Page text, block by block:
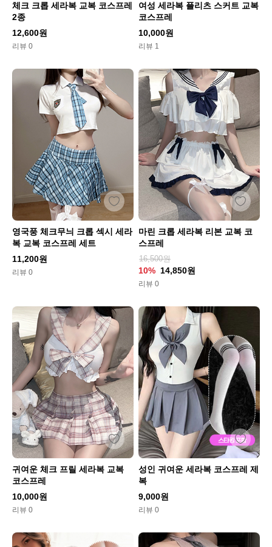
체크 크롭 세라복 교복 코스프레
2종
12,600원
리뷰 0
여성 세라복 플리츠 스커트 교복
코스프레
10,000원
리뷰 1
영국풍 체크무늬 크롭 섹시 세라
복 교복 코스프레 세트
11,200원
리뷰 0
마린 크롭 세라복 리본 교복 코
스프레
16,500원
10% 14,850원
리뷰 0
귀여운 체크 프릴 세라복 교복
코스프레
10,000원
리뷰 0
성인 귀여운 세라복 코스프레 제
복
9,000원
리뷰 0